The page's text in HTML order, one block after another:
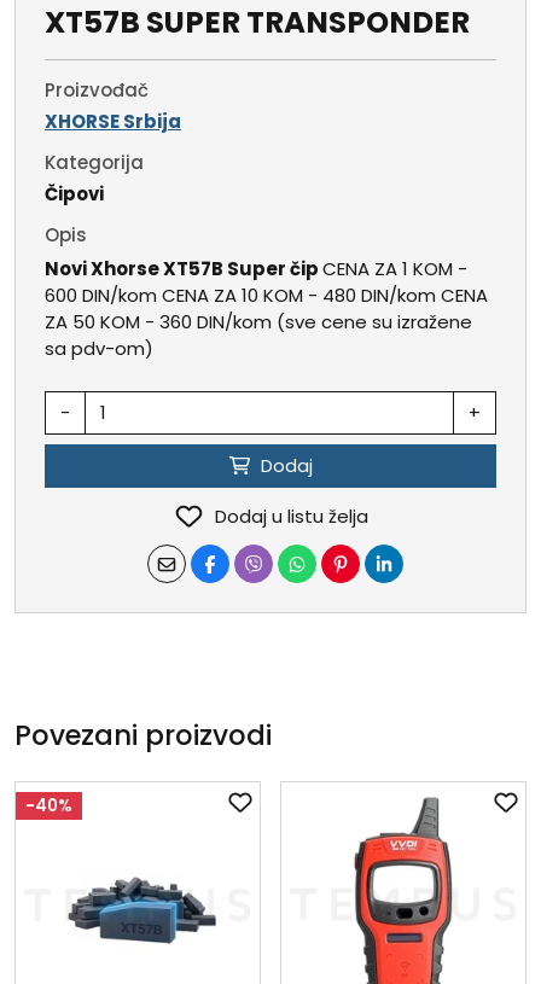
XT57B SUPER TRANSPONDER
Proizvođač
XHORSE Srbija
Kategorija
Čipovi
Opis
Novi Xhorse XT57B Super čipCENA ZA 1 KOM -
600 DIN/kom CENA ZA 10 KOM - 480 DIN/kom CENA
ZA 50 KOM - 360 DIN/kom (sve cene su izražene
sa pdv-om)
- +
Dodaj
Dodaj u listu želja
Povezani proizvodi
-40%